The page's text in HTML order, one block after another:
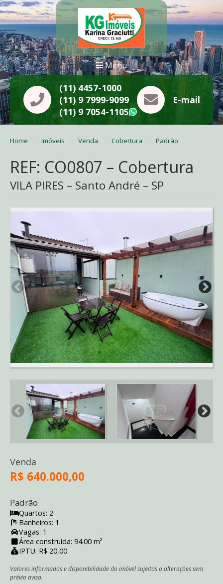
Menu
(11) 4457-1000
(11) 9 7999-9099
(11) 9 7054-1105
WhatsApp
E-mail
Home Imóveis Venda Cobertura Padrão
REF: CO0807 – Cobertura
VILA PIRES – Santo André – SP
Venda
R$ 640.000,00
Padrão
Quartos: 2
Banheiros: 1
Vagas: 1
Área construída: 94.00 m²
IPTU: R$ 20,00
Valores informados e disponibilidade do imóvel sujeitos a alterações sem
prévio aviso.